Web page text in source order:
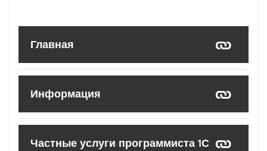
Главная
Информация
Частные услуги программиста 1С